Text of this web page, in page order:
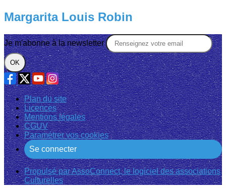
Margarita Louis Robin
Je m'abonne à la newsletter
OK
Plan du site
Licences
Mentions légales
CGUV
Paramétrer vos cookies
Se connecter
Propulsé par AssoConnect, le logiciel des associations
Culturelles